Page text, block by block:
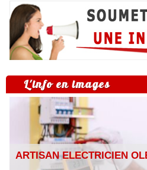
L'info en images
ARTISAN ELECTRICIEN